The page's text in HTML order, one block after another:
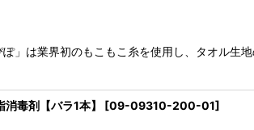
業界初のもこもこ糸を使用し、タオル生地
毒剤【バラ1本】 [09-09310-200-01]